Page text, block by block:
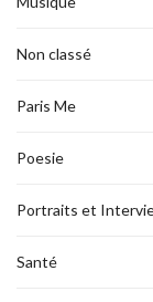
Non classé
Paris Me
Poesie
Portraits et
Santé